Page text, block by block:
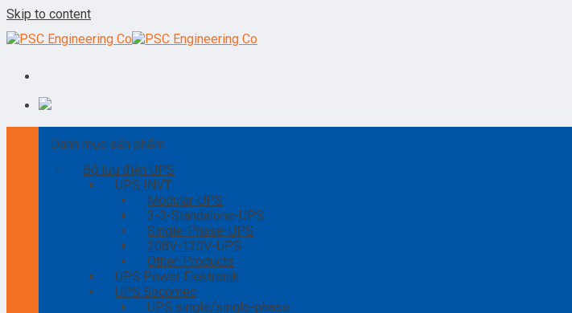
Skip to content
Danh mục sản phẩm
Bộ lưu điện UPS
UPS INVT
Modular-UPS
3-3-Standalone-UPS
Single-Phase-UPS
208V-120V-UPS
Other-Products
UPS Power Elektronik
UPS Socomec
UPS single/single-phase